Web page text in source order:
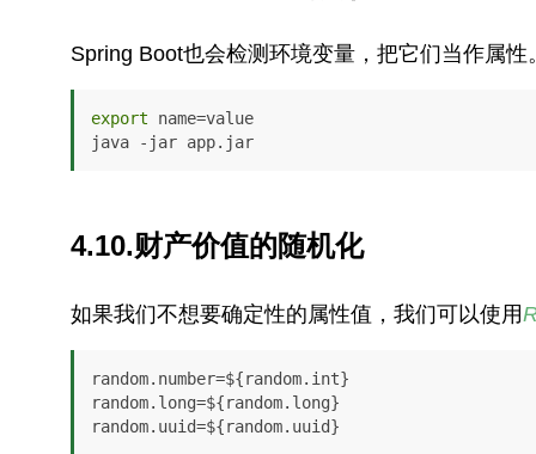
Spring Boot也会检测环境变量，把它们当作属性
export name=value
java -jar app.jar
4.10.财产价值的随机化
如果我们不想要确定性的属性值，我们可以使用
random.number=${random.int}
random.long=${random.long}
random.uuid=${random.uuid}